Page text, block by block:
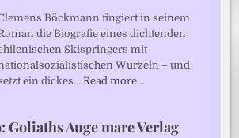
Böckmann fingiert in seinem
die Biografie eines dichtenden
Skispringers mit
Wurzeln – und
ein dickes…Read more…
Goliaths Auge mare Verlag